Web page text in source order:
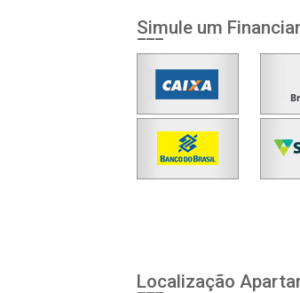
Simule um
Localização